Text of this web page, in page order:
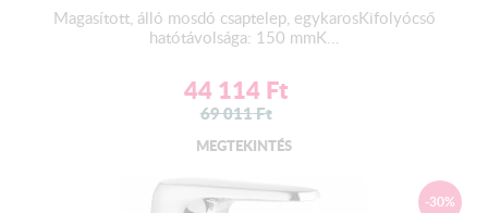
Magasított, álló mosdó csaptelep, egykarosKifolyócső
hatótávolsága: 150 mmK...
44 114 Ft
69 011Ft
MEGTEKINTÉS
-30%